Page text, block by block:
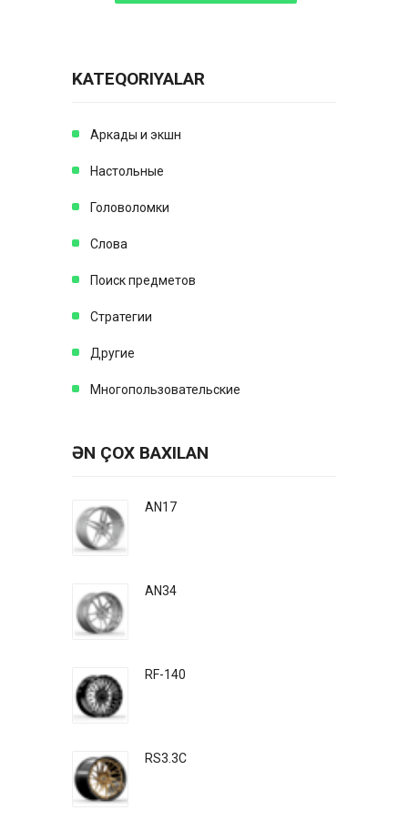
KATEQORIYALAR
Аркады и экшн
Настольные
Головоломки
Слова
Поиск предметов
Стратегии
Другие
Многопользовательские
ƏN ÇOX BAXILAN
AN17
AN34
RF-140
RS3.3C